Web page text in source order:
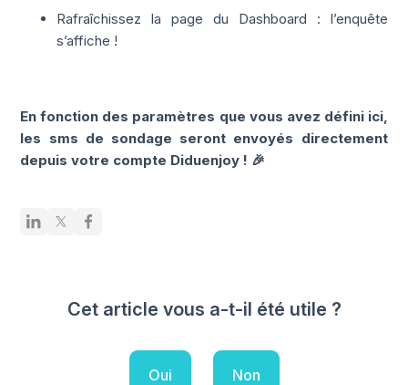
Rafraîchissez la page du Dashboard : l’enquête
s’affiche !
En fonction des paramètres que vous avez défini ici,
les sms de sondage seront envoyés directement
depuis votre compte Diduenjoy ! 🎉
Cet article vous a-t-il été utile ?
Oui Non